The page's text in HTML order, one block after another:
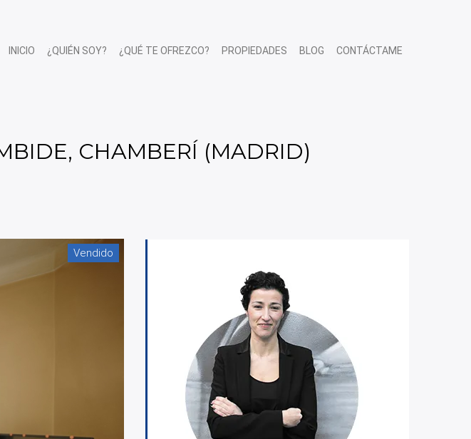
INICIO ¿QUIÉN SOY? ¿QUÉ TE OFREZCO? PROPIEDADES BLOG CONTÁCTAME
CHAMBERÍ (MADRID)
Vendido